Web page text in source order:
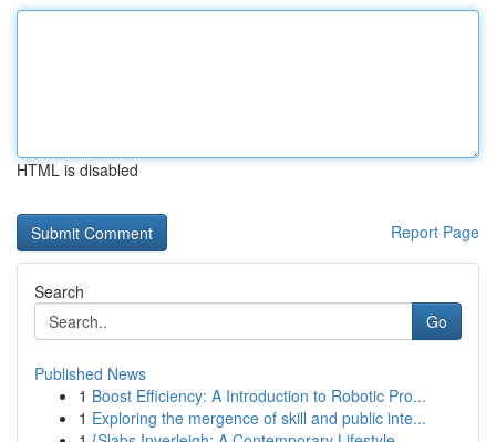
HTML is disabled
Report Page
Search
Go
Published News
1 Boost Efficiency: A Introduction to Robotic Pro...
1 Exploring the mergence of skill and public inte...